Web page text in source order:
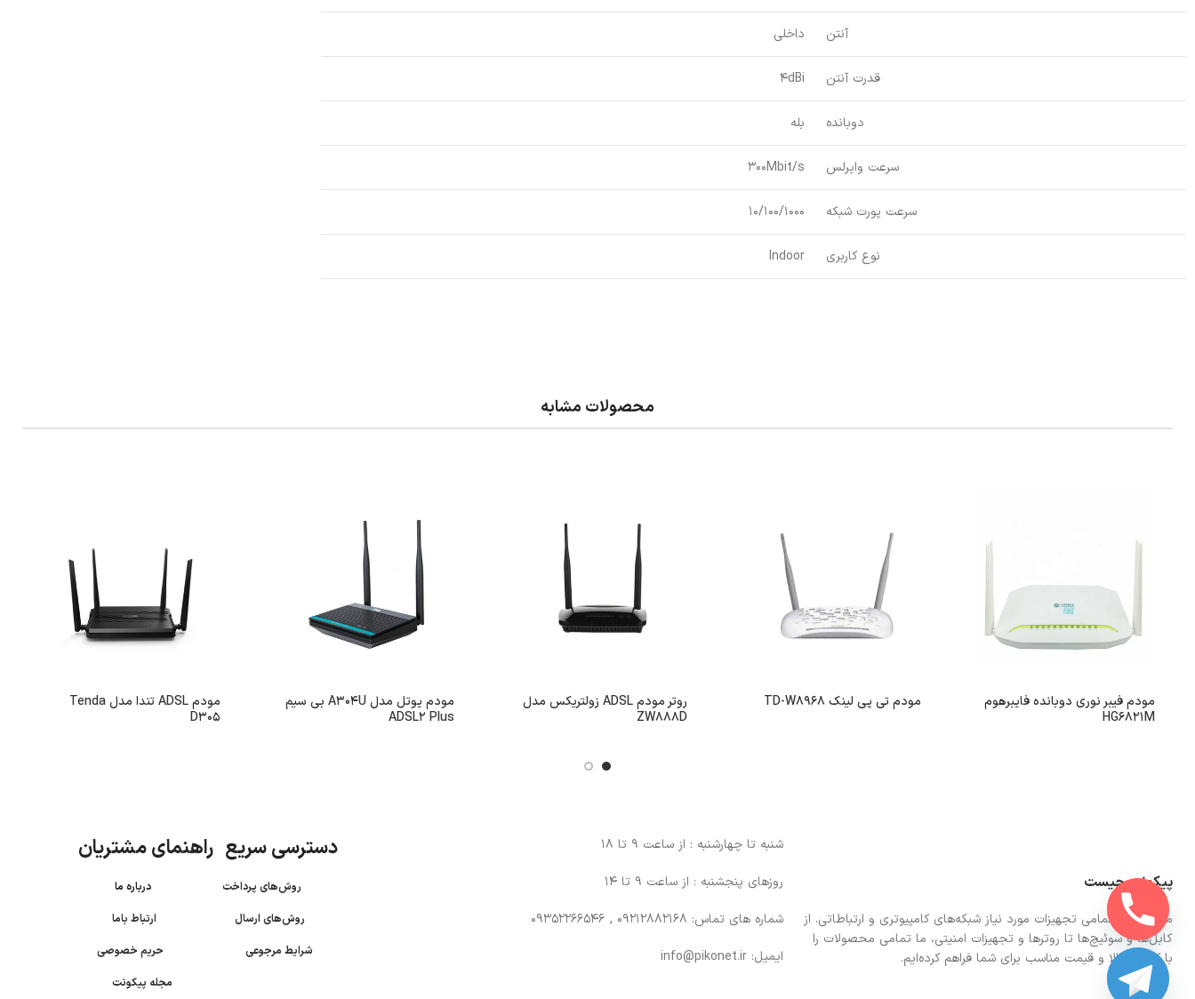
آنتن داخلی
قدرت آنتن 4dBi
دوبانده بله
سرعت وایرلس 300Mbit/s
سرعت پورت شبکه 10/100/1000
نوع کاربری Indoor
محصولات مشابه
مودم فیبر نوری دوبانده فایبرهوم
HG6821M
مودم تی پی لینک TD-W8968
روتر مودم ADSL زولتریکس مدل
ZW888D
مودم یوتل مدل A304U بی سیم
ADSL2 Plus
مودم ADSL تندا مدل Tenda
D305
پیکونت چیست
ما در اینجا تمامی تجهیزات مورد نیاز شبکه‌های کامپیوتری و ارتباطاتی. از
کابل‌ها و سوئیچ‌ها تا روترها و تجهیزات امنیتی، ما تمامی محصولات را
با کیفیت بالا و قیمت مناسب برای شما فراهم کرده‌ایم.
شنبه تا چهارشنبه : از ساعت 9 تا 18
روزهای پنجشنبه : از ساعت 9 تا 14
شماره های تماس: 09212882168 , 09352266546
ایمیل: info@pikonet.ir
دسترسی سریع راهنمای مشتریان
روش‌های پرداختدرباره ما
روش‌های ارسال
ارتباط باما
شرایط مرجوعی
حریم خصوصی
مجله پیکونت